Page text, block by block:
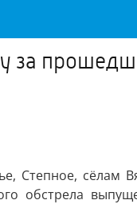
за
сёлам
обстрела